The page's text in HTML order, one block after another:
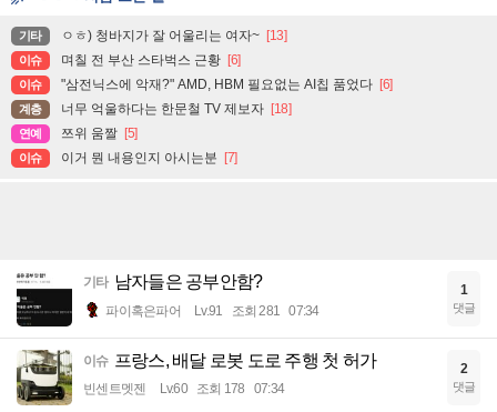
기타 ㅇㅎ) 청바지가 잘 어울리는 여자~ [13]
이슈 며칠 전 부산 스타벅스 근황 [6]
이슈 "삼전닉스에 악재?" AMD, HBM 필요없는 AI칩 품었다 [6]
계층 너무 억울하다는 한문철 TV 제보자 [18]
연예 쯔위 움짤 [5]
이슈 이거 뭔 내용인지 아시는분 [7]
기타 남자들은 공부안함?
파이혹은파어 Lv.91 조회 281 07:34
1
댓글
이슈 프랑스, 배달 로봇 도로 주행 첫 허가
빈센트멧젠 Lv.60 조회 178 07:34
2
댓글